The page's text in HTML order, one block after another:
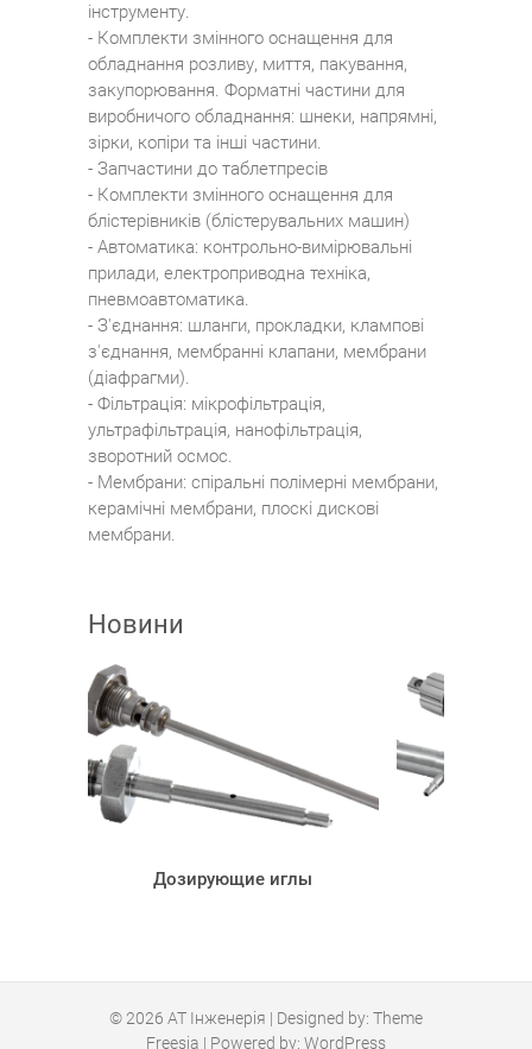
інструменту.
- Комплекти змінного оснащення для
обладнання розливу, миття, пакування,
закупорювання. Форматні частини для
виробничого обладнання: шнеки, напрямні,
зірки, копіри та інші частини.
- Запчастини до таблетпресів
- Комплекти змінного оснащення для
блістерівників (блістерувальних машин)
- Автоматика: контрольно-вимірювальні
прилади, електроприводна техніка,
пневмоавтоматика.
- З'єднання: шланги, прокладки, клампові
з'єднання, мембранні клапани, мембрани
(діафрагми).
- Фільтрація: мікрофільтрація,
ультрафільтрація, нанофільтрація,
зворотний осмос.
- Мембрани: спіральні полімерні мембрани,
керамічні мембрани, плоскі дискові
мембрани.
Новини
Дозирующие иглы
© 2026 АТ Інженерія | Designed by: Theme
Freesia | Powered by: WordPress